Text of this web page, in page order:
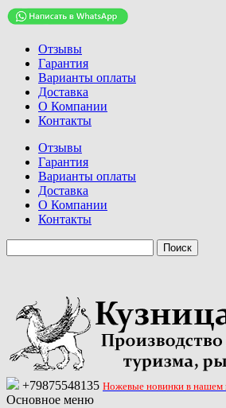
Отзывы
Гарантия
Варианты оплаты
Доставка
О Компании
Контакты
Отзывы
Гарантия
Варианты оплаты
Доставка
О Компании
Контакты
+79875548135 Ножевые новинки в нашем
Основное меню